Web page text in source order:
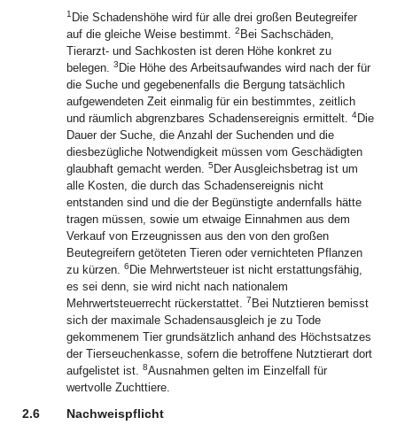
1 Die Schadenshöhe wird für alle drei großen Beutegreifer
auf die gleiche Weise bestimmt. 2 Bei Sachschäden,
Tierarzt- und Sachkosten ist deren Höhe konkret zu
belegen. 3 Die Höhe des Arbeitsaufwandes wird nach der für
die Suche und gegebenenfalls die Bergung tatsächlich
aufgewendeten Zeit einmalig für ein bestimmtes, zeitlich
und räumlich abgrenzbares Schadensereignis ermittelt. 4Die
Dauer der Suche, die Anzahl der Suchenden und die
diesbezügliche Notwendigkeit müssen vom Geschädigten
glaubhaft gemacht werden. 5 Der Ausgleichsbetrag ist um
alle Kosten, die durch das Schadensereignis nicht
entstanden sind und die der Begünstigte andernfalls hätte
tragen müssen, sowie um etwaige Einnahmen aus dem
Verkauf von Erzeugnissen aus den von den großen
Beutegreifern getöteten Tieren oder vernichteten Pflanzen
zu kürzen. 6 Die Mehrwertsteuer ist nicht erstattungsfähig,
es sei denn, sie wird nicht nach nationalem
Mehrwertsteuerrecht rückerstattet. 7 Bei Nutztieren bemisst
sich der maximale Schadensausgleich je zu Tode
gekommenem Tier grundsätzlich anhand des Höchstsatzes
der Tierseuchenkasse, sofern die betroffene Nutztierart dort
aufgelistet ist. 8Ausnahmen gelten im Einzelfall für
wertvolle Zuchttiere.
2.6 Nachweispflicht